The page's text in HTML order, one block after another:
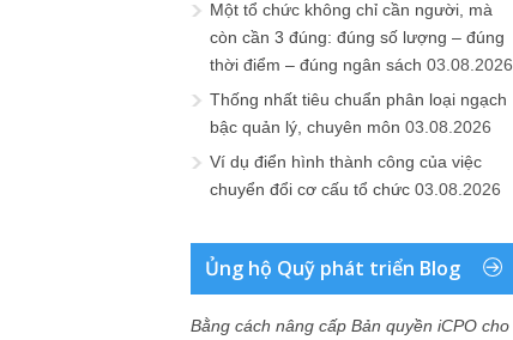
Một tổ chức không chỉ cần người, mà
còn cần 3 đúng: đúng số lượng – đúng
thời điểm – đúng ngân sách 03.08.2026
Thống nhất tiêu chuẩn phân loại ngạch
bậc quản lý, chuyên môn 03.08.2026
Ví dụ điển hình thành công của việc
chuyển đổi cơ cấu tổ chức 03.08.2026
Ủng hộ Quỹ phát triển Blog
Bằng cách nâng cấp Bản quyền iCPO cho